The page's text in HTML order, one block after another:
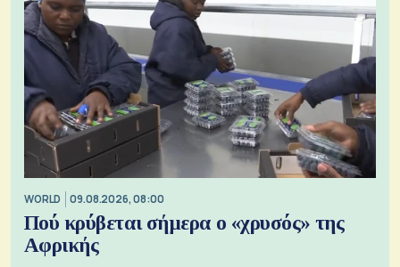
WORLD 09.08.2026, 08:00
Πού κρύβεται σήμερα ο «χρυσός» της
Αφρικής